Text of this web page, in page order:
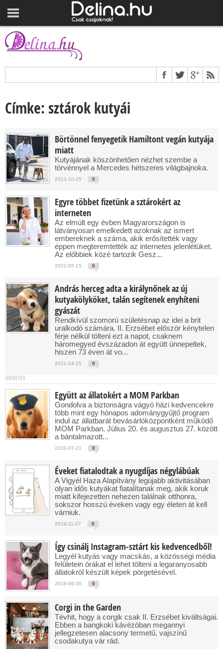
Címke: sztárok kutyái
Börtönnel fenyegetik Hamiltont vegán kutyája
miatt
Kutyájának köszönhetően nézhet szembe a
törvénnyel a Mercedes hétszeres világbajnoka.
2021-10-25 0
Egyre többet fizetünk a sztárokért az
interneten
Az elmúlt egy évben Magyarországon is
látványosan emelkedett azoknak az ismert
embereknek a száma, akik erősítették vagy
éppen megteremtették az internetes jelenlétüket.
Az előbbiek közé tartozik Gesz...
2021-05-15 0
András herceg adta a királynőnek az új
kutyakölyköket, talán segítenek enyhíteni
gyászát
Rendkívül szomorú születésnap az idei a brit
uralkodó számára. II. Erzsébet először kénytelen
férje nélkül tölteni ezt a napot, csaknem
háromegyed évszázadon át együtt ünnepeltek,
hiszen 73 éven át vo...
2021-04-25 0
HÍRDETÉS
Együtt az állatokért a MOM Parkban
Gondolva a biztonságra vágyó házi kedvencekre
több mint egy hónapos adománygyűjtő program
indul az állatbarát bevásárlóközpontként működő
MOM Parkban. Július 20. és augusztus 27. között
a bántalmazott...
2020-07-21 0
Éveket fiatalodtak a nyugdíjas négylábúak
A Vigyél Haza Alapítvány legújabb aktivitásában
olyan idős kutyákat fiatalítanak meg, akik koruk
miatt kifejezetten nehezen találnak otthonra,
sokszor hosszú éveken vagy egy életen át kell
várniuk.
2019-11-07 0
Így csinálj Instagram-sztárt kis kedvencedből!
Legyél kutyás vagy macskás, a közösségi média
felületein órákat el lehet tölteni a legaranyosabb
állatokról készült képek pörgetésével.
2019-06-30 0
Corgi in the Garden
Tévhit, hogy a corgik csak II. Erzsébet kiváltságai.
Ebben a bangkoki kávézóban megannyi
jellegzetesen alacsony termetű, vajszínű
csodakutya vár rád.